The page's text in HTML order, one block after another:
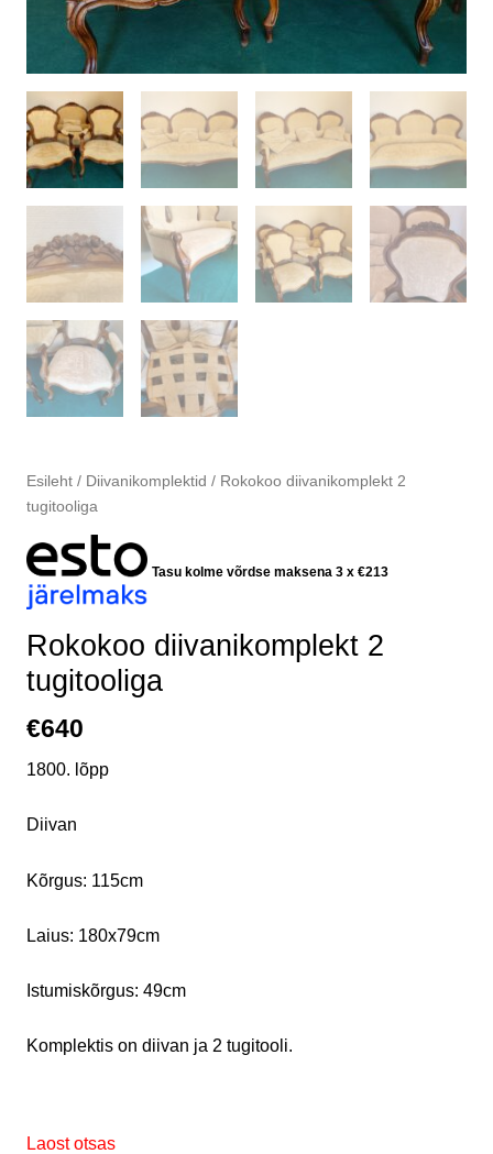
Esileht/ Diivanikomplektid / Rokokoo diivanikomplekt 2
tugitooliga
Tasu kolme võrdse maksena 3 x €213
Rokokoo diivanikomplekt 2
tugitooliga
€640
1800. lõpp
Diivan
Kõrgus: 115cm
Laius: 180x79cm
Istumiskõrgus: 49cm
Komplektis on diivan ja 2 tugitooli.
Laost otsas